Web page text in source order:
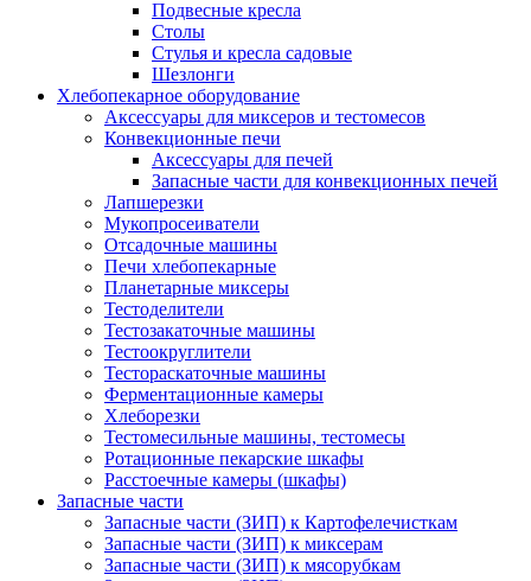
Подвесные кресла
Столы
Стулья и кресла садовые
Шезлонги
Хлебопекарное оборудование
Аксессуары для миксеров и тестомесов
Конвекционные печи
Аксессуары для печей
Запасные части для конвекционных печей
Лапшерезки
Мукопросеиватели
Отсадочные машины
Печи хлебопекарные
Планетарные миксеры
Тестоделители
Тестозакаточные машины
Тестоокруглители
Тестораскаточные машины
Ферментационные камеры
Хлеборезки
Тестомесильные машины, тестомесы
Ротационные пекарские шкафы
Расстоечные камеры (шкафы)
Запасные части
Запасные части (ЗИП) к Картофелечисткам
Запасные части (ЗИП) к миксерам
Запасные части (ЗИП) к мясорубкам